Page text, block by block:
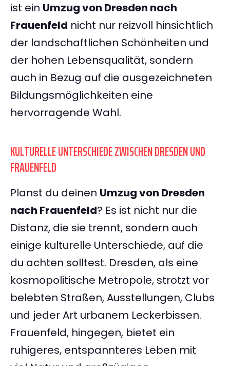
ist ein Umzug von Dresden nach
Frauenfeld nicht nur reizvoll hinsichtlich
der landschaftlichen Schönheiten und
der hohen Lebensqualität, sondern
auch in Bezug auf die ausgezeichneten
Bildungsmöglichkeiten eine
hervorragende Wahl.
KULTURELLE UNTERSCHIEDE ZWISCHEN DRESDEN UND
FRAUENFELD
Planst du deinen Umzug von Dresden
nach Frauenfeld? Es ist nicht nur die
Distanz, die sie trennt, sondern auch
einige kulturelle Unterschiede, auf die
du achten solltest. Dresden, als eine
kosmopolitische Metropole, strotzt vor
belebten Straßen, Ausstellungen, Clubs
und jeder Art urbanem Leckerbissen.
Frauenfeld, hingegen, bietet ein
ruhigeres, entspannteres Leben mit